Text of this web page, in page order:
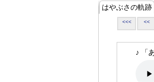
はやぶさの軌跡
<<< <<
♪ 「